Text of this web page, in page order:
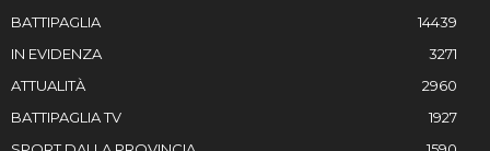
BATTIPAGLIA
14439
IN EVIDENZA
3271
ATTUALITÀ
2960
BATTIPAGLIA TV
1927